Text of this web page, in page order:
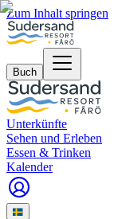
Zum Inhalt springen
Buch
Unterkünfte
Sehen und Erleben
Essen & Trinken
Kalender